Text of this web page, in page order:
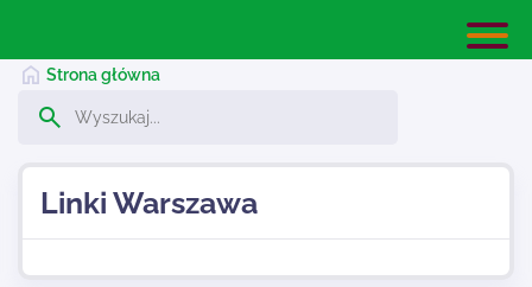
Strona główna
Linki Warszawa